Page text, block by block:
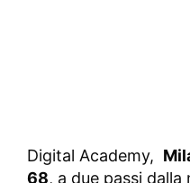
Digital Academy,
68, a due passi